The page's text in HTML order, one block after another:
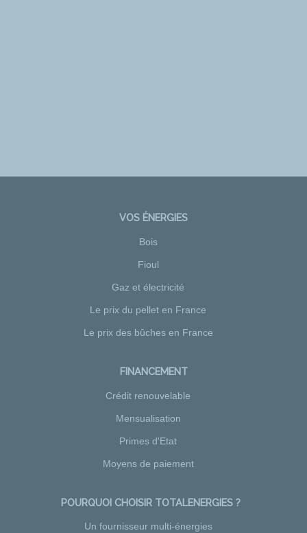
VOS ÉNERGIES
Bois
Fioul
Gaz et électricité
Le prix du pellet en France
Le prix des bûches en France
FINANCEMENT
Crédit renouvelable
Mensualisation
Primes d'Etat
Moyens de paiement
POURQUOI CHOISIR TOTALENERGIES ?
Un fournisseur multi-énergies